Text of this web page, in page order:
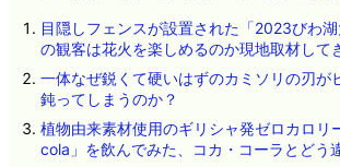
目隠しフェンスが設置された「2023びわ
の観客は花火を楽しめるのか現地取材して
一体なぜ鋭くて硬いはずのカミソリの刃が
鈍ってしまうのか？
植物由来素材使用のギリシャ発ゼロカロリ
cola」を飲んでみた、コカ・コーラとどう